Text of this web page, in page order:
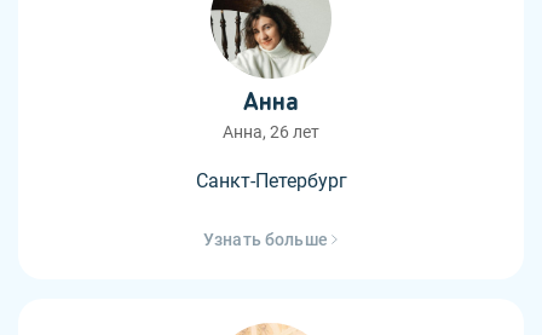
Анна
Анна, 26 лет
Санкт-Петербург
Узнать больше